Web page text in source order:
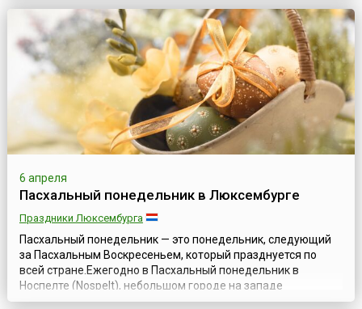
Британская Колумбия) он является выходным днем.
Основным делом у канадских христиан в этот день
является благословение еды и жилища на ве...
6 апреля
Пасхальный понедельник в Люксембурге
Праздники Люксембурга
Пасхальный понедельник — это понедельник, следующий
за Пасхальным Воскресеньем, который празднуется по
всей стране.Ежегодно в Пасхальный понедельник в
Носпелте (Nospelt), небольшом городе на западе
Люксембурга, проходит фестиваль Эмешен. Это